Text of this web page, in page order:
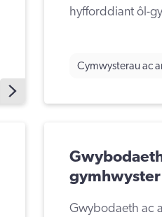
hyfforddiant ôl-
Cymwysterau ac
gymhwyster
Gwybodaeth ac